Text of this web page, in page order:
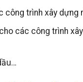
trình xây dựng
các công trình